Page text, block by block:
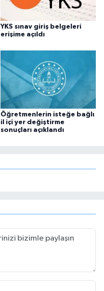
YKS sınav giriş belgeleri
erişime açıldı
Öğretmenlerin isteğe bağlı
il içi yer değiştirme
sonuçları açıklandı